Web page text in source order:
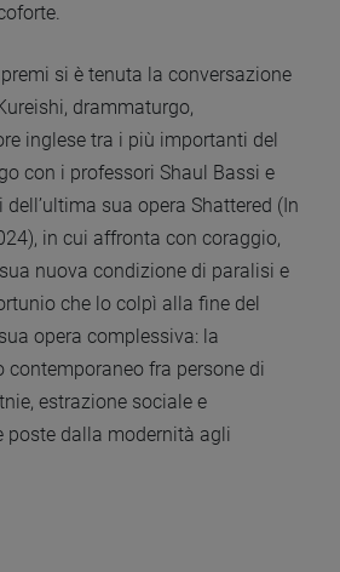
si è tenuta la conversazione
drammaturgo,
inglese tra i più importanti del
con i professori Shaul Bassi e
sua opera Shattered (In
in cui affronta con coraggio,
nuova condizione di paralisi e
che lo colpì alla fine del
opera complessiva: la
contemporaneo fra persone di
estrazione sociale e
poste dalla modernità agli